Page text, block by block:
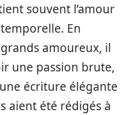
souvent l’amour
En
amoureux, il
une passion brute,
écriture élégante
aient été rédigés à